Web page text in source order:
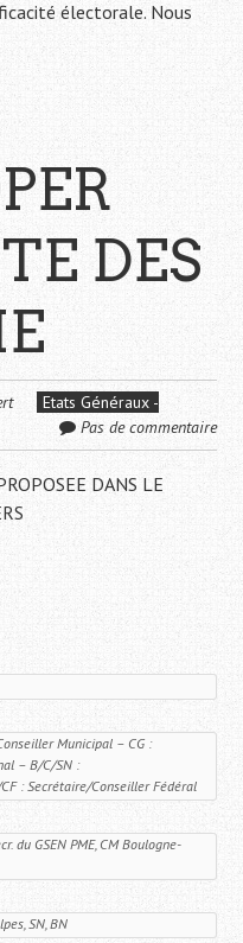
électorale. Nous
DES
Etats Généraux -
Pas de commentaire
DANS LE
Municipal – CG :
– B/C/SN :
: Secrétaire/Conseiller Fédéral
du GSEN PME, CM Boulogne-
SN, BN